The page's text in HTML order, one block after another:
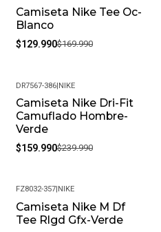
-24%
Camiseta Nike Tee Oc-
Blanco
$129.990$169.990
-33%
DR7567-386|NIKE
Camiseta Nike Dri-Fit
Camuflado Hombre-
Verde
$159.990$239.990
-25%
FZ8032-357| NIKE
Camiseta Nike M Df
Tee Rlgd Gfx-Verde